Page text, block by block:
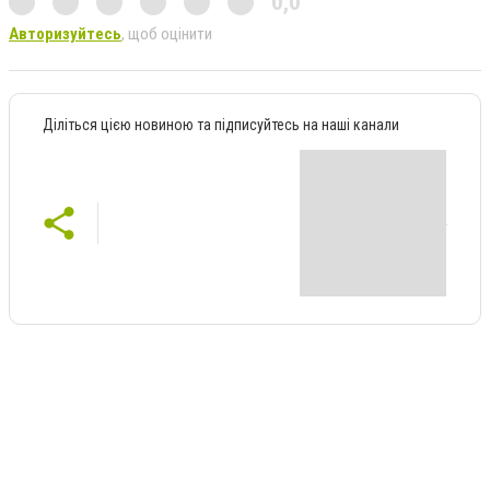
Авторизуйтесь, щоб оцінити
Діліться цією новиною та підписуйтесь на наші канали